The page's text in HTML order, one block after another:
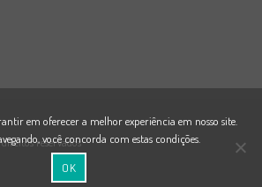
reservados
em oferecer a melhor experiência em nosso site.
você concorda com estas condições.
OK